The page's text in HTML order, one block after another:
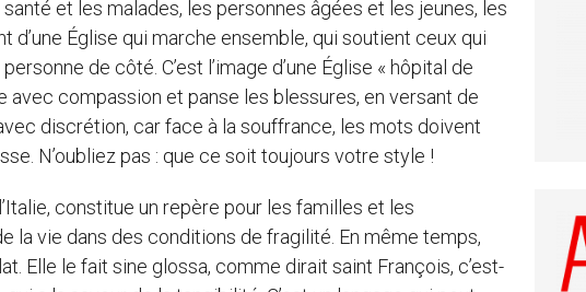
et les malades, les personnes âgées et les jeunes, les
Église qui marche ensemble, qui soutient ceux qui
de côté. C’est l’image d’une Église « hôpital de
avec compassion et panse les blessures, en versant de
discrétion, car face à la souffrance, les mots doivent
N’oubliez pas : que ce soit toujours votre style !
constitue un repère pour les familles et les
la vie dans des conditions de fragilité. En même temps,
Elle le fait sine glossa, comme dirait saint François, c’est-